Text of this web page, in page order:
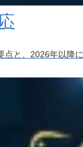
点と、2026年以降に